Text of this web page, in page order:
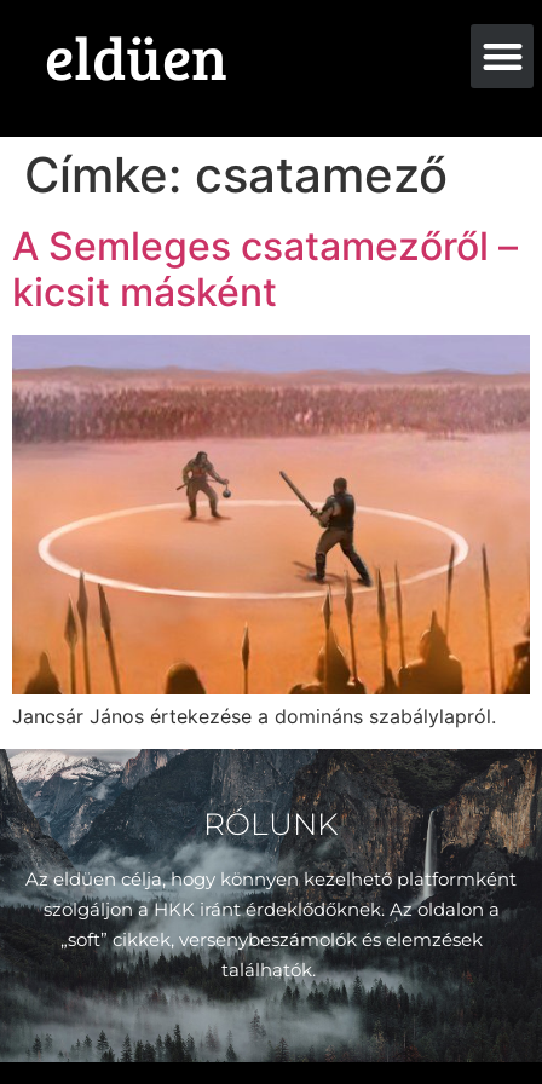
eldüen
Címke: csatamező
A Semleges csatamezőről –
kicsit másként
Jancsár János értekezése a domináns szabálylapról.
RÓLUNK
Az eldüen célja, hogy könnyen kezelhető platformként
szolgáljon a HKK iránt érdeklődőknek. Az oldalon a
„soft” cikkek, versenybeszámolók és elemzések
találhatók.